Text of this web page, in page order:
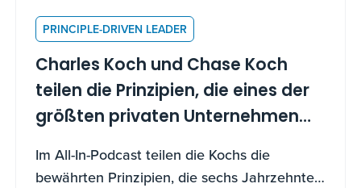
PRINCIPLE-DRIVEN LEADER
Charles Koch und Chase Koch
teilen die Prinzipien, die eines der
größten privaten Unternehmen
Amerikas antreiben
Im All-In-Podcast teilen die Kochs die
bewährten Prinzipien, die sechs Jahrzehnte